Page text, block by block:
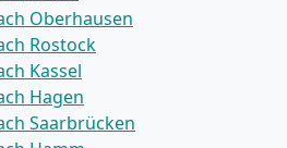
Oberhausen
Rostock
Kassel
Hagen
Saarbrücken